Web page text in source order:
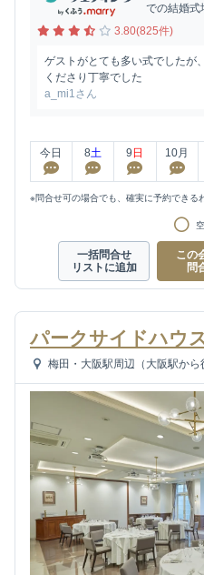
での結婚式
3.80(825件)
ゲストがとても多い式でしたが
くださり丁寧でした
a_mi1さん
今日 8土 9 日 10月
※問合せ可の場合でも、確実に予約できる
一括問合せ
リストに追加
この
問
パークサイドハウ
梅田・大阪駅周辺（大阪駅から